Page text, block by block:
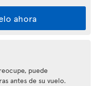
ahora
puede
antes de su vuelo.